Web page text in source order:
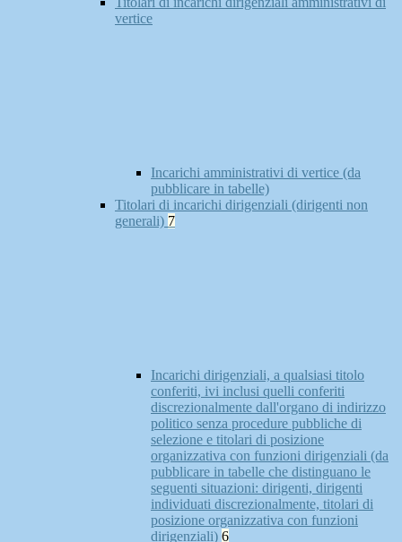
vertice
Incarichi amministrativi di vertice (da
pubblicare in tabelle)
Titolari di incarichi dirigenziali (dirigenti non
generali) 7
Incarichi dirigenziali, a qualsiasi titolo
conferiti, ivi inclusi quelli conferiti
discrezionalmente dall'organo di indirizzo
politico senza procedure pubbliche di
selezione e titolari di posizione
organizzativa con funzioni dirigenziali (da
pubblicare in tabelle che distinguano le
seguenti situazioni: dirigenti, dirigenti
individuati discrezionalmente, titolari di
posizione organizzativa con funzioni
dirigenziali) 6